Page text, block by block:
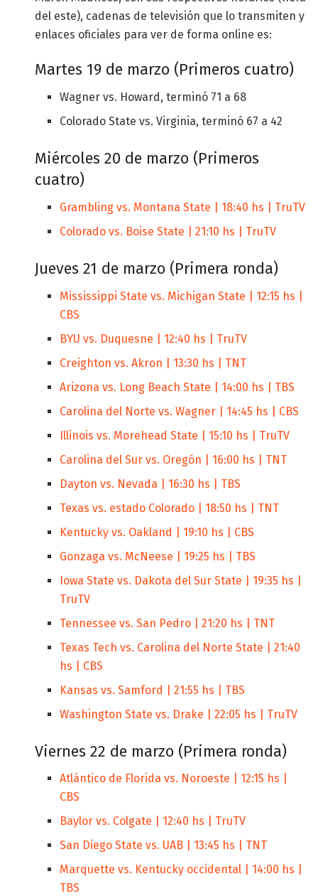
del este), cadenas de televisión que lo transmiten y
enlaces oficiales para ver de forma online es:
Martes 19 de marzo (Primeros cuatro)
Wagner vs. Howard, terminó 71 a 68
Colorado State vs. Virginia, terminó 67 a 42
Miércoles 20 de marzo (Primeros
cuatro)
Grambling vs. Montana State | 18:40 hs | TruTV
Colorado vs. Boise State | 21:10 hs | TruTV
Jueves 21 de marzo (Primera ronda)
Mississippi State vs. Michigan State | 12:15 hs |
CBS
BYU vs. Duquesne | 12:40 hs | TruTV
Creighton vs. Akron | 13:30 hs | TNT
Arizona vs. Long Beach State | 14:00 hs | TBS
Carolina del Norte vs. Wagner | 14:45 hs | CBS
Illinois vs. Morehead State | 15:10 hs | TruTV
Carolina del Sur vs. Oregón | 16:00 hs | TNT
Dayton vs. Nevada | 16:30 hs | TBS
Texas vs. estado Colorado | 18:50 hs | TNT
Kentucky vs. Oakland | 19:10 hs | CBS
Gonzaga vs. McNeese | 19:25 hs | TBS
Iowa State vs. Dakota del Sur State | 19:35 hs |
TruTV
Tennessee vs. San Pedro | 21:20 hs | TNT
Texas Tech vs. Carolina del Norte State | 21:40
hs | CBS
Kansas vs. Samford | 21:55 hs | TBS
Washington State vs. Drake | 22:05 hs | TruTV
Viernes 22 de marzo (Primera ronda)
Atlántico de Florida vs. Noroeste | 12:15 hs |
CBS
Baylor vs. Colgate | 12:40 hs | TruTV
San Diego State vs. UAB | 13:45 hs | TNT
Marquette vs. Kentucky occidental | 14:00 hs |
TBS